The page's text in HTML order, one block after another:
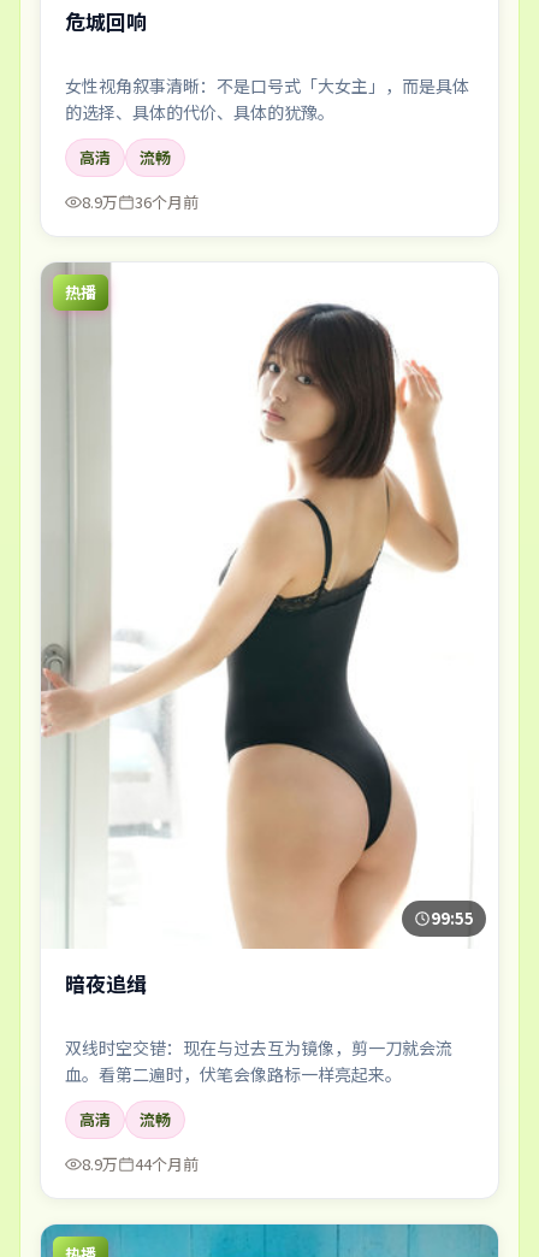
危城回响
女性视角叙事清晰：不是口号式「大女主」，而是具体
的选择、具体的代价、具体的犹豫。
高清
流畅
8.9万
36个月前
热播
99:55
暗夜追缉
双线时空交错：现在与过去互为镜像，剪一刀就会流
血。看第二遍时，伏笔会像路标一样亮起来。
高清
流畅
8.9万
44个月前